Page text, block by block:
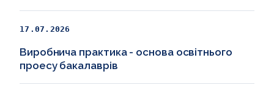
17.07.2026
Виробнича практика - основа освітнього
проесу бакалаврів